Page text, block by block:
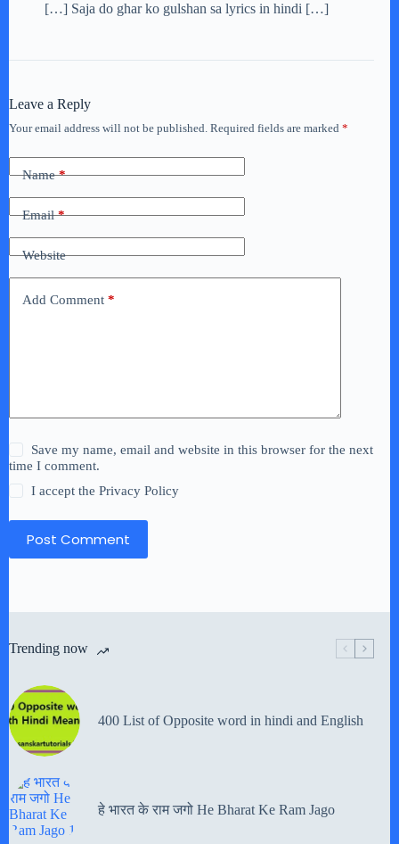
[…] Saja do ghar ko gulshan sa lyrics in hindi […]
Leave a Reply
Your email address will not be published. Required fields are marked *
Name*
Email*
Website
Add Comment *
Save my name, email and website in this browser for the next
time I comment.
I accept thePrivacy Policy
Post Comment
Trending now
400 List of Opposite word in hindi and English
हे भारत के राम जगो He Bharat Ke Ram Jago